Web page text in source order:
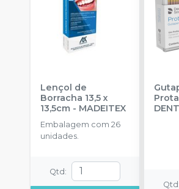
Lençol de
Borracha 13,5 x
13,5cm - MADEITEX
Embalagem com 26
unidades.
Qtd :
Qtd